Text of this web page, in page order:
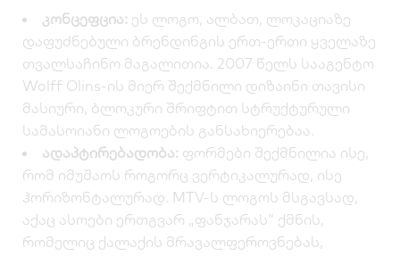
კონცეფცია: ეს ლოგო, ალბათ, ლოკაციაზე
დაფუძნებული ბრენდინგის ერთ-ერთი ყველაზე
თვალსაჩინო მაგალითია. 2007 წელს სააგენტო
Wolff Olins-ის მიერ შექმნილი დიზაინი თავისი
მასიური, ბლოკური შრიფტით სტრუქტურული
სამასოიანი ლოგოების განსახიერებაა.
ადაპტირებადობა: ფორმები შექმნილია ისე,
რომ იმუშაოს როგორც ვერტიკალურად, ისე
ჰორიზონტალურად. MTV-ს ლოგოს მსგავსად,
აქაც ასოები ერთგვარ „ფანჯარას“ ქმნის,
რომელიც ქალაქის მრავალფეროვნებას,